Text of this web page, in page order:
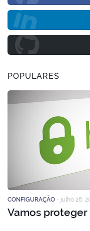
POPULARES
CONFIGURAÇÃO - julho 28,
Vamos proteger